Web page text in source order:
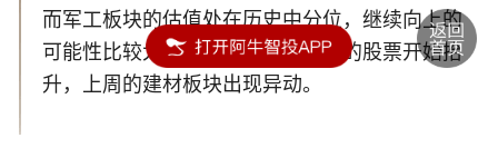
而军工板块的估值处在历史中分位，继续向上的
可能性比较大；另一种是，低估值的股票开始抬
升，上周的建材板块出现异动。